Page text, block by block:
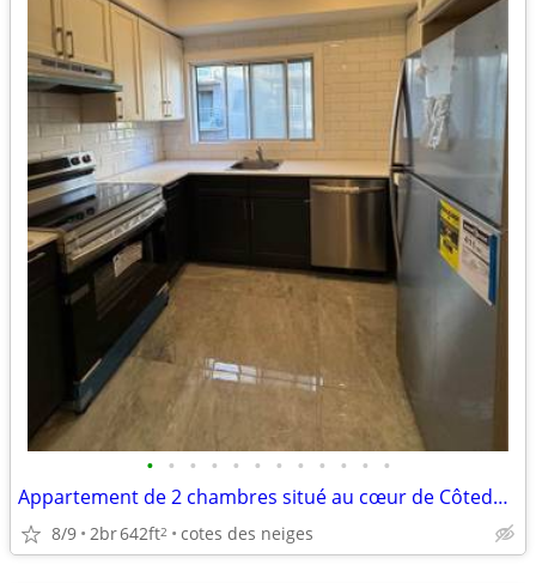
• • • • • • • • • • • •
Appartement de 2 chambres situé au cœur de Côte­des­Neiges Dupuis #30
8/9 2br642ft2 cotes des neiges